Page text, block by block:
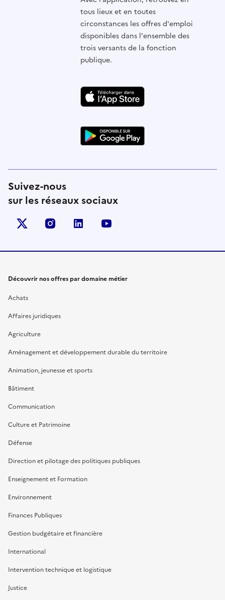
tous lieux et en toutes
circonstances les offres d'emploi
disponibles dans l'ensemble des
trois versants de la fonction
publique.
Suivez-nous
sur les réseaux sociaux
X (anciennement Twitter)
instagramlinkedin
Découvrir nos offres par domaine métier
Achats
Affaires juridiques
Agriculture
Aménagement et développement durable du territoire
Animation, jeunesse et sports
Bâtiment
Communication
Culture et Patrimoine
Défense
Direction et pilotage des politiques publiques
Enseignement et Formation
Environnement
Finances Publiques
Gestion budgétaire et financière
International
Intervention technique et logistique
Justice